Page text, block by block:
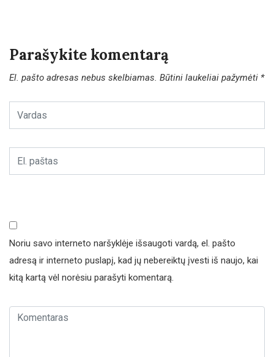
Parašykite komentarą
El. pašto adresas nebus skelbiamas. Būtini laukeliai pažymėti *
Noriu savo interneto naršyklėje išsaugoti vardą, el. pašto
adresą ir interneto puslapį, kad jų nebereiktų įvesti iš naujo, kai
kitą kartą vėl norėsiu parašyti komentarą.